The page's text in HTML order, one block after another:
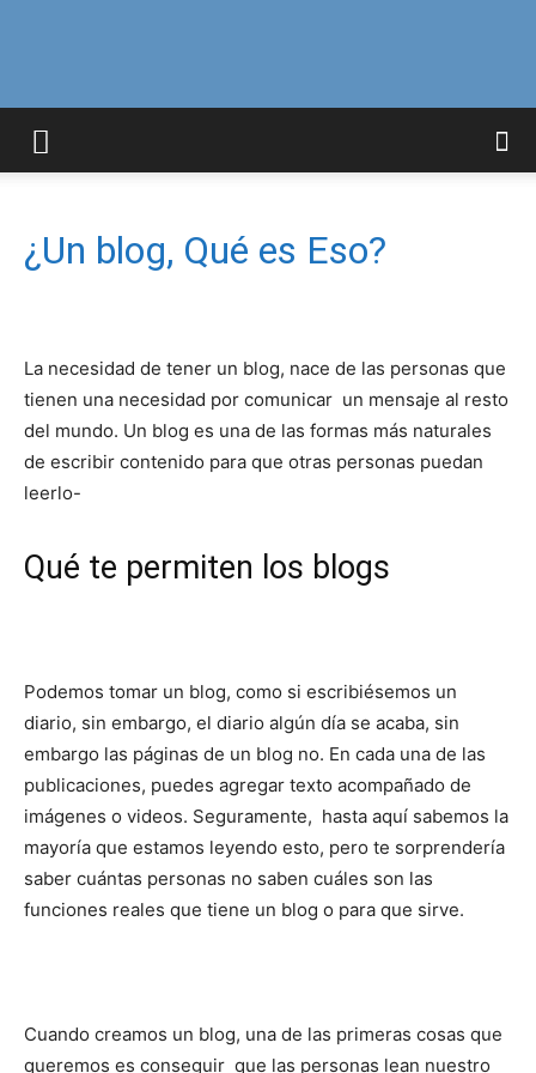
Curiosidades
Mundo
¿Un blog, Qué es Eso?
La necesidad de tener un blog, nace de las personas que
tienen una necesidad por comunicar un mensaje al resto
del mundo. Un blog es una de las formas más naturales
de escribir contenido para que otras personas puedan
leerlo-
Qué te permiten los blogs
Podemos tomar un blog, como si escribiésemos un
diario, sin embargo, el diario algún día se acaba, sin
embargo las páginas de un blog no. En cada una de las
publicaciones, puedes agregar texto acompañado de
imágenes o videos. Seguramente, hasta aquí sabemos la
mayoría que estamos leyendo esto, pero te sorprendería
saber cuántas personas no saben cuáles son las
funciones reales que tiene un blog o para que sirve.
Cuando creamos un blog, una de las primeras cosas que
queremos es conseguir que las personas lean nuestro